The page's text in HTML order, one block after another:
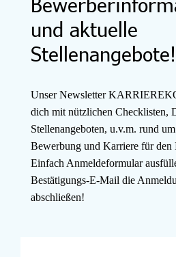
und aktuelle
Stellenangebote!
Unser Newsletter
dich mit nützlichen Checklisten,
Stellenangeboten, u.v.m. rund
Bewerbung und Karriere für den
Einfach Anmeldeformular
Bestätigungs-E-Mail die
abschließen!